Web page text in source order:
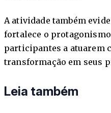
A atividade também
fortalece o
participantes a atuarem
transformação em seus
Leia também